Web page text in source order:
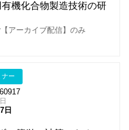
機化合物製造技術の研
アーカイブ配信】のみ
ナー
日